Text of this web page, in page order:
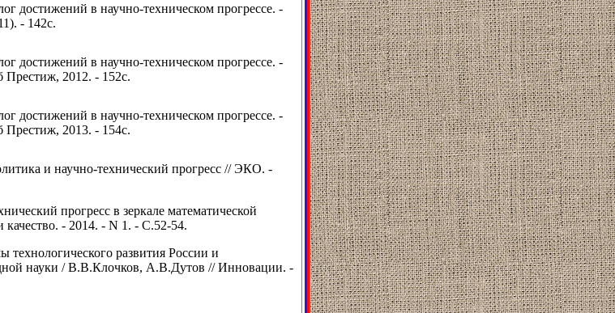
достижений в научно-техническом прогрессе. -
- 142с.
достижений в научно-техническом прогрессе. -
2012. - 152с.
достижений в научно-техническом прогрессе. -
2013. - 154с.
и научно-технический прогресс // ЭКО. -
прогресс в зеркале математической
- 2014. - N 1. - С.52-54.
развития России и
науки / В.В.Клочков, А.В.Дутов // Инновации. -